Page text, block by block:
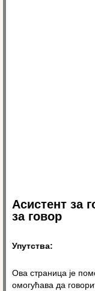
Асистент за
за говор
Упутства:
Ова страница је
омогућава да